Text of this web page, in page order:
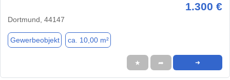
1.300 €
Dortmund, 44147
Gewerbeobjekt ca. 10,00 m²
★ ➦ ➜